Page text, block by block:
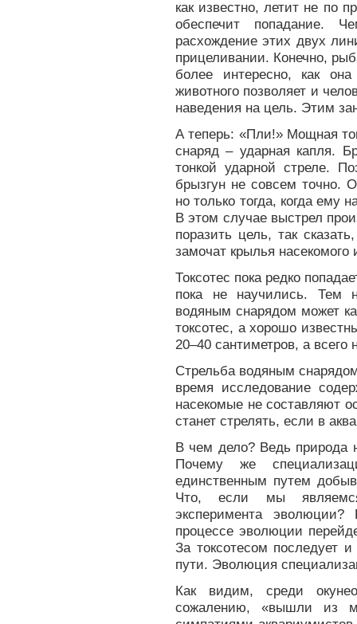
как известно, летит не по
обеспечит
расхождение этих двух
прицеливании. Конечно,
более интересно, как
животного позволяет и
наведения на цель. Этим
А теперь: «Пли!» Мощная
снаряд – ударная капля.
тонкой ударной стреле.
брызгун не совсем точно.
но только тогда, когда ему
В этом случае выстрел
поразить цель, так
замочат крылья насекомого
Токсотес пока редко
пока не научились. Тем
водяным снарядом может
токсотес, а хорошо
20–40 сантиметров, а
Стрельба водяным
время исследование
насекомые не составляют
станет стрелять, если в
В чем дело? Ведь природа
Почему же
единственным путем
Что, если мы являемся
эксперимента
процессе эволюции
За токсотесом последует
пути. Эволюция
Как видим, среди
сожалению, «вышли из